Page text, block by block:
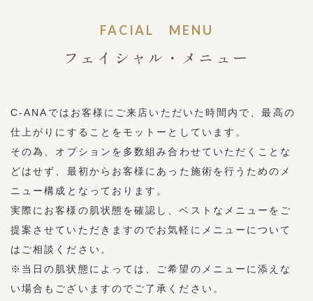
FACIAL MENU
フェイシャル・メニュー
C-ANAではお客様にご来店いただいた時間内で、最高の
仕上がりにすることをモットーとしています。
その為、オプションを多数組み合わせていただくことな
どはせず、最初からお客様にあった施術を行うためのメ
ニュー構成となっております。
実際にお客様の肌状態を確認し、ベストなメニューをご
提案させていただきますのでお気軽にメニューについて
はご相談ください。
※当日の肌状態によっては、ご希望のメニューに添えな
い場合もございますのでご了承ください。